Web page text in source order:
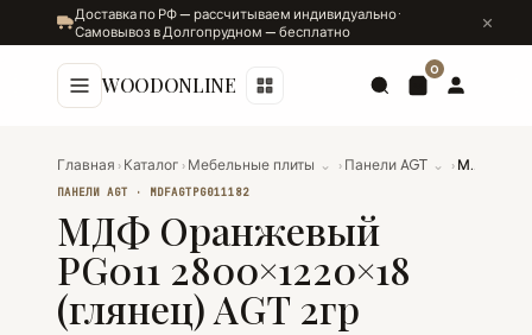
Доставка по РФ — рассчитываем индивидуально ·
Самовывоз в Долгопрудном — бесплатно
WOODONLINE
0
Главная › Каталог › Мебельные плиты ⌄ › Панели AGT ⌄ › МДФ Оранжевый PG011 2800×1220×18 (глянец) AGT 2гр
ПАНЕЛИ AGT · MDFAGTPG011182
МДФ Оранжевый
PG011 2800×1220×18
(глянец) AGT 2гр